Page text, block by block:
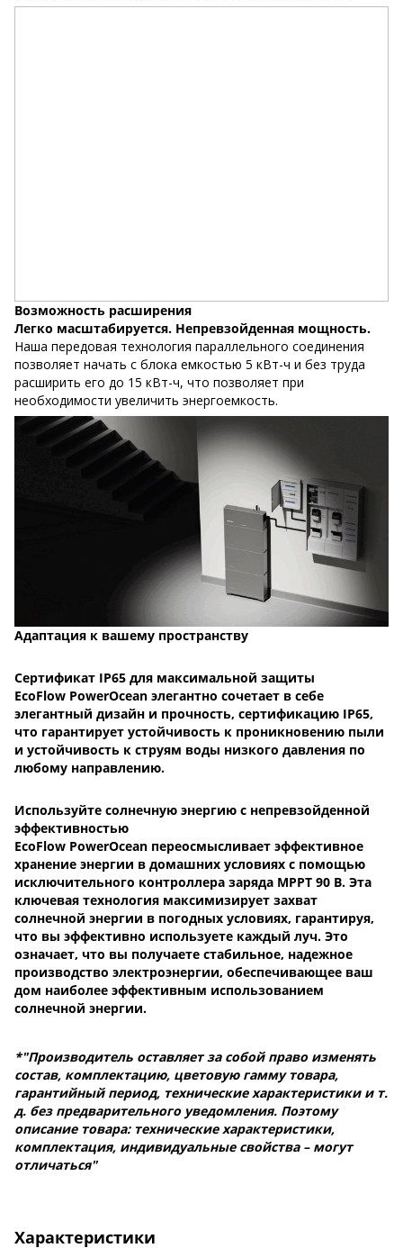
Возможность расширения
Легко масштабируется. Непревзойденная мощность.
Наша передовая технология параллельного соединения
позволяет начать с блока емкостью 5 кВт-ч и без труда
расширить его до 15 кВт-ч, что позволяет при
необходимости увеличить энергоемкость.
Адаптация к вашему пространству
Сертификат IP65 для максимальной защиты
EcoFlow PowerOcean элегантно сочетает в себе
элегантный дизайн и прочность, сертификацию IP65,
что гарантирует устойчивость к проникновению пыли
и устойчивость к струям воды низкого давления по
любому направлению.
Используйте солнечную энергию с непревзойденной
эффективностью
EcoFlow PowerOcean переосмысливает эффективное
хранение энергии в домашних условиях с помощью
исключительного контроллера заряда MPPT 90 В. Эта
ключевая технология максимизирует захват
солнечной энергии в погодных условиях, гарантируя,
что вы эффективно используете каждый луч. Это
означает, что вы получаете стабильное, надежное
производство электроэнергии, обеспечивающее ваш
дом наиболее эффективным использованием
солнечной энергии.
*"Производитель оставляет за собой право изменять
состав, комплектацию, цветовую гамму товара,
гарантийный период, технические характеристики и т.
д. без предварительного уведомления. Поэтому
описание товара: технические характеристики,
комплектация, индивидуальные свойства – могут
отличаться"
Характеристики